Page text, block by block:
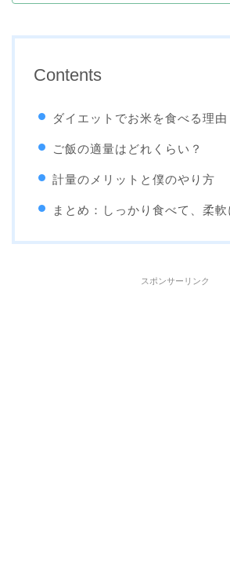
Contents
ダイエットでお米を食べる理由
ご飯の適量はどれくらい？
計量のメリットと僕のやり方
まとめ：しっかり食べて、柔
スポンサーリンク